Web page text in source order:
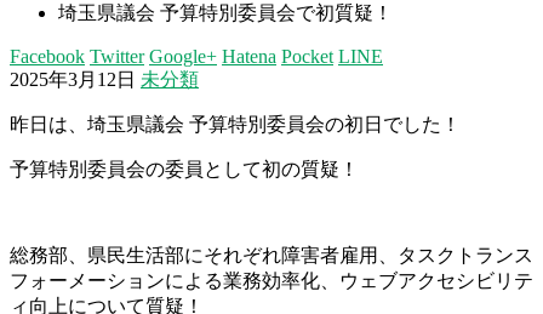
埼玉県議会 予算特別委員会で初質疑！
Facebook Twitter Google+ Hatena Pocket LINE
2025年3月12日 未分類
昨日は、埼玉県議会 予算特別委員会の初日でした！
予算特別委員会の委員として初の質疑！
総務部、県民生活部にそれぞれ障害者雇用、タスクトランス
フォーメーションによる業務効率化、ウェブアクセシビリテ
ィ向上について質疑！